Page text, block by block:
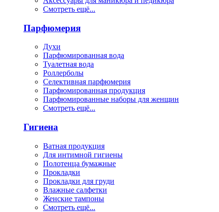
Смотреть ещё...
Парфюмерия
Духи
Парфюмированная вода
Туалетная вода
Роллерболы
Селективная парфюмерия
Парфюмированная продукция
Парфюмированные наборы для женщин
Смотреть ещё...
Гигиена
Ватная продукция
Для интимной гигиены
Полотенца бумажные
Прокладки
Прокладки для груди
Влажные салфетки
Женские тампоны
Смотреть ещё...